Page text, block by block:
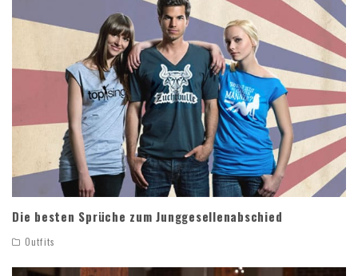
Die besten Sprüche zum Junggesellenabschied
Outfits